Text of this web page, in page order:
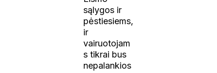
sąlygos ir
pėstiesiems,
ir
vairuotojam
s tikrai bus
nepalankios